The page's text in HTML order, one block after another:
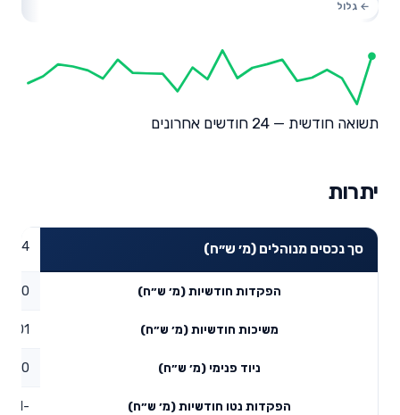
תשואה חודשית — 24 חודשים אחרונים
יתרות
סך נכסים מנוהלים (מ׳ ש״ח) 77.4
הפקדות חודשיות (מ׳ ש״ח) 0
משיכות חודשיות (מ׳ ש״ח) 0.01
ניוד פנימי (מ׳ ש״ח) 0
הפקדות נטו חודשיות (מ׳ ש״ח) -0.01